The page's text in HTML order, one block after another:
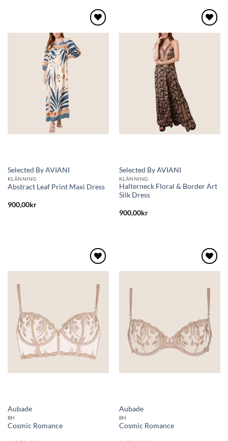
önskelistan
Selected By AVIANI
KLÄNNING
Abstract Leaf Print Maxi Dress
900,00kr
Selected By AVIANI
KLÄNNING
Halterneck Floral & Border Art
Silk Dress
900,00kr
önskelistan
Aubade
BH
Cosmic Romance
Aubade
BH
Cosmic Romance